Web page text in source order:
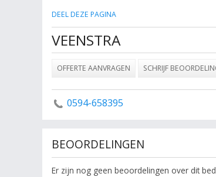
DEEL DEZE PAGINA
VEENSTRA
OFFERTE AANVRAGEN SCHRIJF
0594-658395
BEOORDELINGEN
Er zijn nog geen beoordelingen over dit